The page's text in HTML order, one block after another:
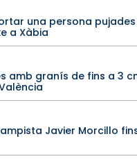
una persona pujades
a Xàbia
amb granís de fins a 3
Javier Morcillo